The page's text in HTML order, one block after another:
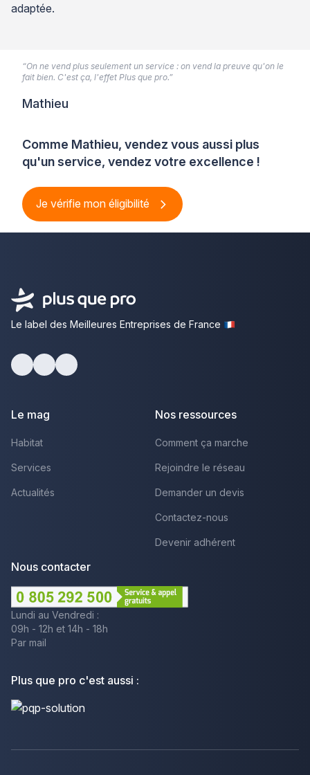
adaptée.
Comme Mathieu, vendez vous aussi plus
qu'un service, vendez votre excellence !
Je vérifie mon éligibilité
“On ne vend plus seulement un service : on vend la preuve qu'on le
fait bien. C'est ça, l'effet Plus que pro.”
Mathieu
Le label des Meilleures Entreprises de France
Le mag
Habitat
Services
Actualités
Nos ressources
Comment ça marche
Rejoindre le réseau
Demander un devis
Contactez-nous
Devenir adhérent
Nous contacter
Lundi au Vendredi :
09h - 12h et 14h - 18h
Par mail
Plus que pro c'est aussi :